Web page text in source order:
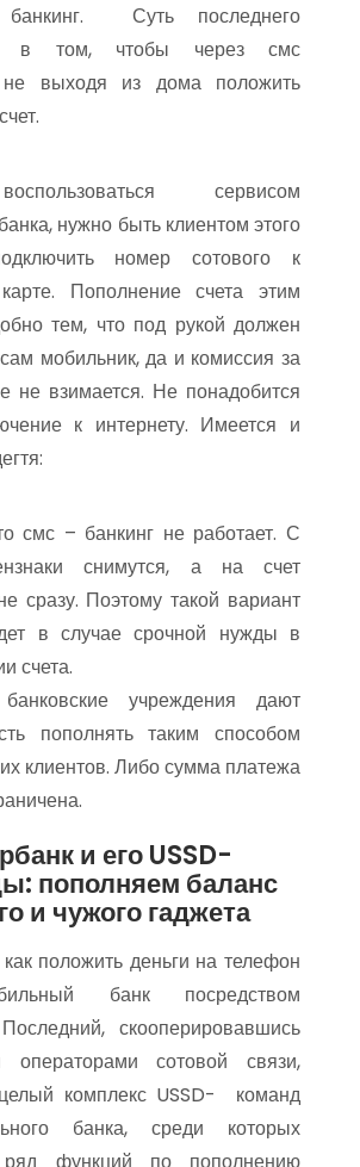
банкинг. Суть последнего
в том, чтобы через смс
не выходя из дома положить
сервисом
нужно быть клиентом этого
номер сотового к
Пополнение счета этим
тем, что под рукой должен
мобильник, да и комиссия за
не взимается. Не понадобится
к интернету. Имеется и
смс – банкинг не работает. С
снимутся, а на счет
сразу. Поэтому такой вариант
в случае срочной нужды в
счета.
учреждения дают
пополнять таким способом
клиентов. Либо сумма платежа
и его USSD-
пополняем баланс
и чужого гаджета
положить деньги на телефон
банк посредством
скооперировавшись
сотовой связи,
комплекс USSD- команд
банка, среди которых
функций по пополнению